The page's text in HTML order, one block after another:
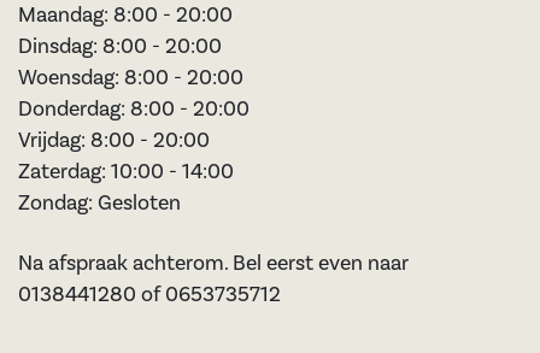
Maandag: 8:00 - 20:00
Dinsdag: 8:00 - 20:00
Woensdag: 8:00 - 20:00
Donderdag: 8:00 - 20:00
Vrijdag: 8:00 - 20:00
Zaterdag: 10:00 - 14:00
Zondag: Gesloten
Na afspraak achterom. Bel eerst even naar
0138441280 of 0653735712